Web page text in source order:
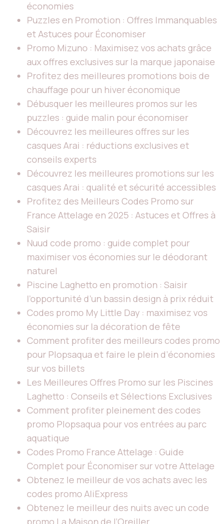
économies
Puzzles en Promotion : Offres Immanquables
et Astuces pour Économiser
Promo Mizuno : Maximisez vos achats grâce
aux offres exclusives sur la marque japonaise
Profitez des meilleures promotions bois de
chauffage pour un hiver économique
Débusquer les meilleures promos sur les
puzzles : guide malin pour économiser
Découvrez les meilleures offres sur les
casques Arai : réductions exclusives et
conseils experts
Découvrez les meilleures promotions sur les
casques Arai : qualité et sécurité accessibles
Profitez des Meilleurs Codes Promo sur
France Attelage en 2025 : Astuces et Offres à
Saisir
Nuud code promo : guide complet pour
maximiser vos économies sur le déodorant
naturel
Piscine Laghetto en promotion : Saisir
l’opportunité d’un bassin design à prix réduit
Codes promo My Little Day : maximisez vos
économies sur la décoration de fête
Comment profiter des meilleurs codes promo
pour Plopsaqua et faire le plein d’économies
sur vos billets
Les Meilleures Offres Promo sur les Piscines
Laghetto : Conseils et Sélections Exclusives
Comment profiter pleinement des codes
promo Plopsaqua pour vos entrées au parc
aquatique
Codes Promo France Attelage : Guide
Complet pour Économiser sur votre Attelage
Obtenez le meilleur de vos achats avec les
codes promo AliExpress
Obtenez le meilleur des nuits avec un code
promo La Maison de l’Oreiller